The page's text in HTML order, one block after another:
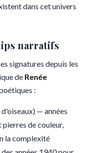
dans cet univers
narratifs
signatures depuis les
de Renée
:
— années
de couleur,
la complexité